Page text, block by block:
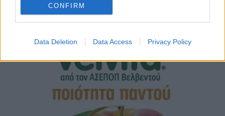
CONFIRM
Data Deletion Data Access Privacy Policy